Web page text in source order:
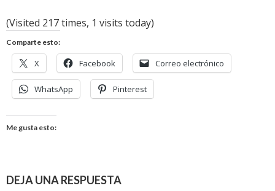
(Visited 217 times, 1 visits today)
Comparte esto:
X Facebook Correo electrónico
WhatsApp Pinterest
Me gusta esto:
DEJA UNA RESPUESTA